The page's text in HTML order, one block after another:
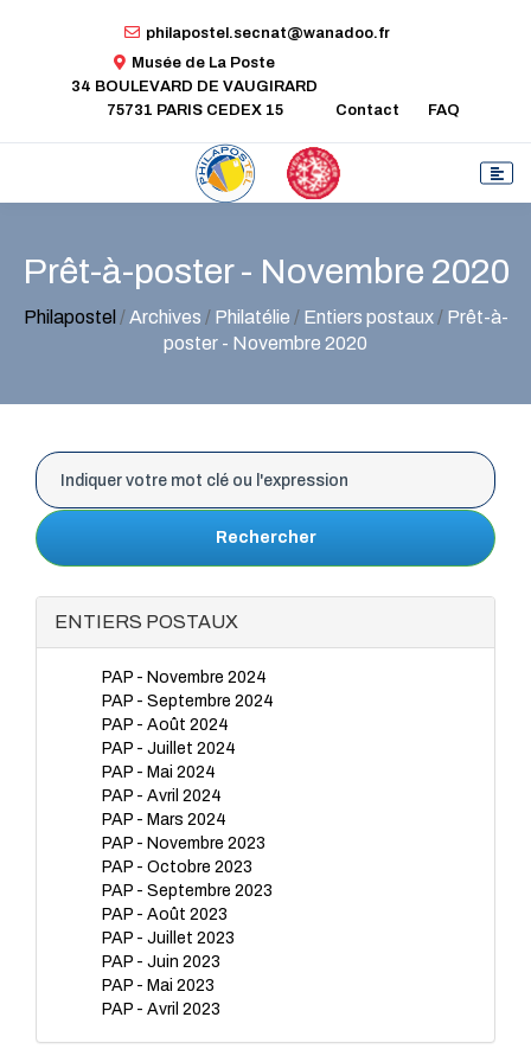
philapostel.secnat@wanadoo.fr
Musée de La Poste
34 BOULEVARD DE VAUGIRARD
75731 PARIS CEDEX 15
Contact FAQ
Prêt-à-poster - Novembre 2020
Philapostel /Archives / Philatélie / Entiers postaux/ Prêt-à-
poster - Novembre 2020
Rechercher
ENTIERS POSTAUX
PAP - Novembre 2024
PAP - Septembre 2024
PAP - Août 2024
PAP - Juillet 2024
PAP - Mai 2024
PAP - Avril 2024
PAP - Mars 2024
PAP - Novembre 2023
PAP - Octobre 2023
PAP - Septembre 2023
PAP - Août 2023
PAP - Juillet 2023
PAP - Juin 2023
PAP - Mai 2023
PAP - Avril 2023